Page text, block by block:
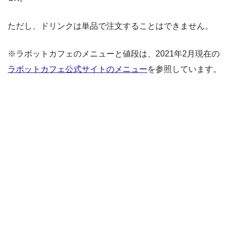
ただし、ドリンクは単品で注文することはできません。
※ラボットカフェのメニューと値段は、2021年2月現在の
ラボットカフェ公式サイトのメニューを参照しています。